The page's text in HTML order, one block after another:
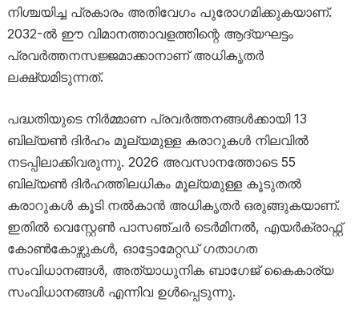
നിശ്ചയിച്ച പ്രകാരം അതിവേഗം പുരോഗമിക്കുകയാണ്.
2032-ൽ ഈ വിമാനത്താവളത്തിന്റെ ആദ്യഘട്ടം
പ്രവർത്തനസജ്ജമാക്കാനാണ് അധികൃതർ
ലക്ഷ്യമിടുന്നത്.
പദ്ധതിയുടെ നിർമ്മാണ പ്രവർത്തനങ്ങൾക്കായി 13
ബില്യൺ ദിർഹം മൂല്യമുള്ള കരാറുകൾ നിലവിൽ
നടപ്പിലാക്കിവരുന്നു. 2026 അവസാനത്തോടെ 55
ബില്യൺ ദിർഹത്തിലധികം മൂല്യമുള്ള കൂടുതൽ
കരാറുകൾ കൂടി നൽകാൻ അധികൃതർ ഒരുങ്ങുകയാണ്.
ഇതിൽ വെസ്റ്റേൺ പാസഞ്ചർ ടെർമിനൽ, എയർക്രാഫ്റ്റ്
കോൺകോഴ്സുകൾ, ഓട്ടോമേറ്റഡ് ഗതാഗത
സംവിധാനങ്ങൾ, അത്യാധുനിക ബാഗേജ് കൈകാര്യ
സംവിധാനങ്ങൾ എന്നിവ ഉൾപ്പെടുന്നു.